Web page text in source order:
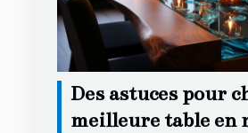
Des astuces pour
meilleure table en